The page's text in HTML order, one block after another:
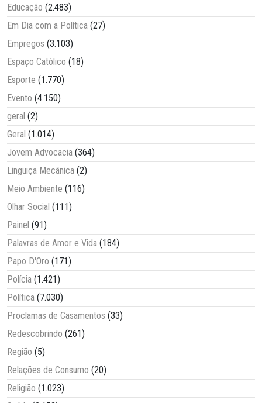
Educação (2.483)
Em Dia com a Política (27)
Empregos (3.103)
Espaço Católico (18)
Esporte (1.770)
Evento (4.150)
geral (2)
Geral (1.014)
Jovem Advocacia (364)
Linguiça Mecânica (2)
Meio Ambiente (116)
Olhar Social (111)
Painel (91)
Palavras de Amor e Vida (184)
Papo D'Oro (171)
Polícia (1.421)
Política (7.030)
Proclamas de Casamentos (33)
Redescobrindo (261)
Região (5)
Relações de Consumo (20)
Religião (1.023)